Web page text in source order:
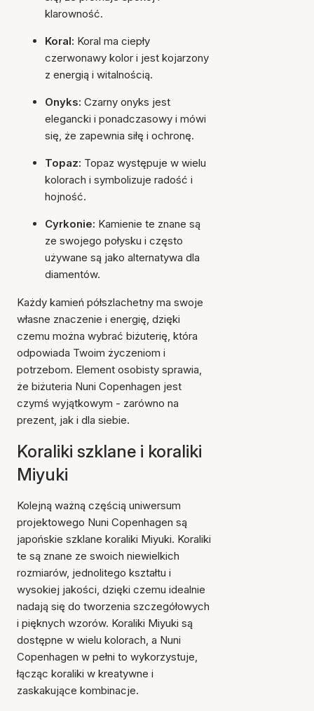
klarowność.
Koral: Koral ma ciepły
czerwonawy kolor i jest kojarzony
z energią i witalnością.
Onyks: Czarny onyks jest
elegancki i ponadczasowy i mówi
się, że zapewnia siłę i ochronę.
Topaz: Topaz występuje w wielu
kolorach i symbolizuje radość i
hojność.
Cyrkonie: Kamienie te znane są
ze swojego połysku i często
używane są jako alternatywa dla
diamentów.
Każdy kamień półszlachetny ma swoje
własne znaczenie i energię, dzięki
czemu można wybrać biżuterię, która
odpowiada Twoim życzeniom i
potrzebom. Element osobisty sprawia,
że biżuteria Nuni Copenhagen jest
czymś wyjątkowym - zarówno na
prezent, jak i dla siebie.
Koraliki szklane i koraliki
Miyuki
Kolejną ważną częścią uniwersum
projektowego Nuni Copenhagen są
japońskie szklane koraliki Miyuki. Koraliki
te są znane ze swoich niewielkich
rozmiarów, jednolitego kształtu i
wysokiej jakości, dzięki czemu idealnie
nadają się do tworzenia szczegółowych
i pięknych wzorów. Koraliki Miyuki są
dostępne w wielu kolorach, a Nuni
Copenhagen w pełni to wykorzystuje,
łącząc koraliki w kreatywne i
zaskakujące kombinacje.